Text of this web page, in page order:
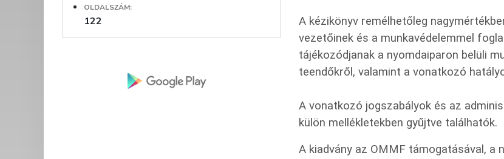
OLDALSZÁM:
122
A kézikönyv remélhetőleg
vezetőinek és a munkavédelemmel
tájékozódjanak a nyomdaiparon belüli
teendőkről, valamint a vonatkozó
A vonatkozó jogszabályok és az
külön mellékletekben gyűjtve találhatók.
A kiadvány az OMMF támogatásával, a